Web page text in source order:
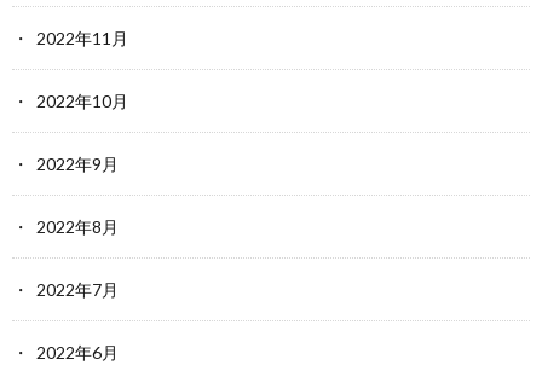
2022年11月
2022年10月
2022年9月
2022年8月
2022年7月
2022年6月